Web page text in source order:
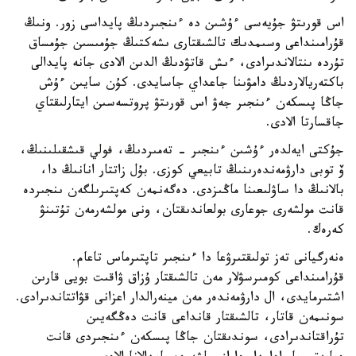
اس قورىتۋ جۇيەسى ءۇشىن دە ءىنجىردىڭ پايداسى زور. ونىڭ
قۇرامىنداعى وسىمدىك تالشىقتارى ىشەكتىڭ جۇمىسىن جۇمساق
تۇردە ىنتالاندىرادى، ءىش قاتۋدىڭ الدىن الادى جانە پايدالى
باكتەريالاردىڭ دامۋىنا جاعداي جاسايدى. كۇن سايىن ءۇش
جاڭا پىسكەن ءىنجىر جەۋ اس قورىتۋ پروتسەسىن ايتارلىقتاي
جاقسارتا الادى.
جۇكتى ايەلدەر ءۇشىن ءىنجىر - تەمىردىڭ، فولي قىشقىلىنىڭ،
ۆ توبى دارۋمەندەرىنىڭ تابيعي كوزى. بۇل زاتتار انانىڭ دا،
بالانىڭ دا ساۋلىعىنا ماڭىزدى. دەگەنمەن كەپتىرىلگەن ىنجىردە
قانت مولشەرى جوعارى بولعاندىقتان، ونى مولشەرمەن تۇتىنۋ
كەرەك.
ەنەرگيانى تەز تولىقتىرۋعا دا ءىنجىر تاپتىرماس تاعام.
قۇرامىنداعى كومىرسۋلار مەن تالشىقتار ۇزاق ۋاقىت بويى قارىن
اشتىرمايدى، ال دارۋمەندەر مەن مينەرالدار اعزانى قۋاتتاندىرادى.
سونىمەن قاتار، تالشىقتار قانداعى قانت دەڭگەيىن
تۇراقتاندىرادى، سوندىقتان جاڭا پىسكەن ءىنجىردى قانت